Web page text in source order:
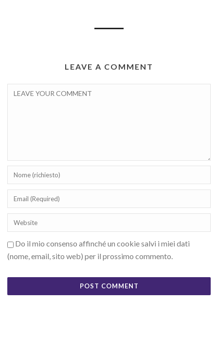
LEAVE A COMMENT
Do il mio consenso affinché un cookie salvi i miei dati
(nome, email, sito web) per il prossimo commento.